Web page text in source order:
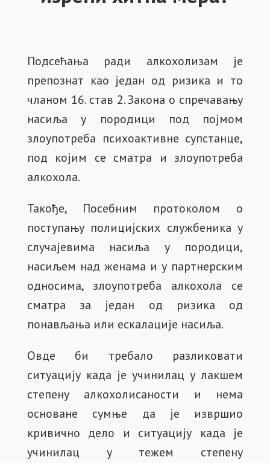
Подсећања ради алкохолизам је
препознат као један од ризика и то
чланом 16. став 2. Закона о спречавању
насиља у породици под појмом
злоупотреба психоактивне супстанце,
под којим се сматра и злоупотреба
алкохола.
Такође, Посебним протоколом о
поступању полицијских службеника у
случајевима насиља у породици,
насиљем над женама и у партнерским
односима, злоупотреба алкохола се
сматра за један од ризика од
понављања или ескалације насиља.
Овде би требало разликовати
ситуацију када је учинилац у лакшем
степену алкохолисаности и нема
основане сумње да је извршио
кривично дело и ситуацију када је
учинилац у тежем степену